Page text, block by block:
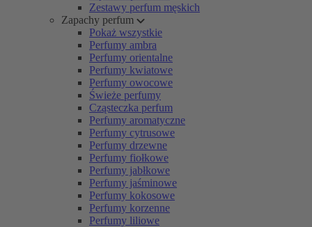
Zestawy perfum męskich
Zapachy perfum
Pokaż wszystkie
Perfumy ambra
Perfumy orientalne
Perfumy kwiatowe
Perfumy owocowe
Świeże perfumy
Cząsteczka perfum
Perfumy aromatyczne
Perfumy cytrusowe
Perfumy drzewne
Perfumy fiołkowe
Perfumy jabłkowe
Perfumy jaśminowe
Perfumy kokosowe
Perfumy korzenne
Perfumy liliowe